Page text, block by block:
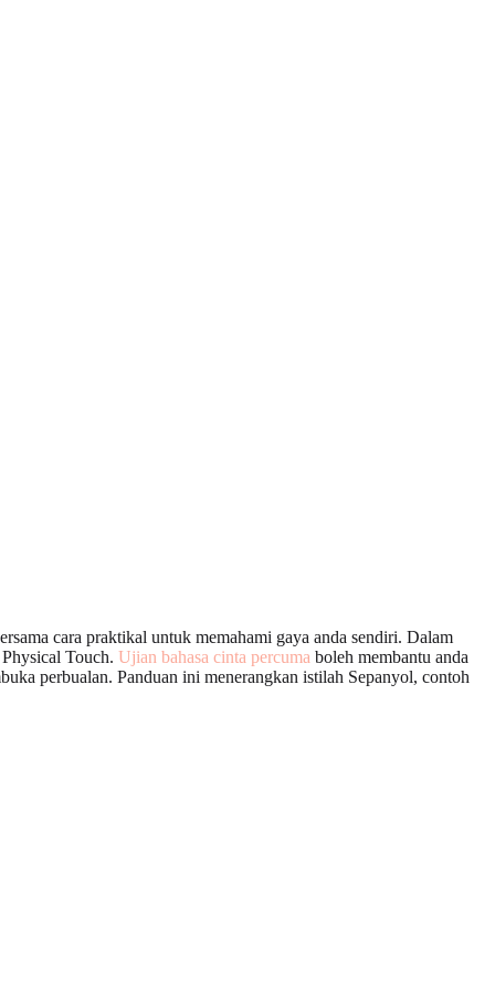
cara praktikal untuk memahami gaya anda sendiri. Dalam
Touch. Ujian bahasa cinta percuma boleh membantu anda
perbualan. Panduan ini menerangkan istilah Sepanyol, contoh